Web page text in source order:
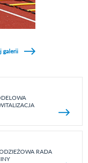
galerii
RADA